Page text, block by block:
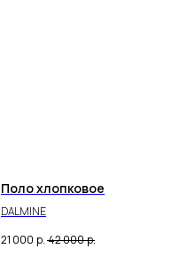
Поло хлопковое
DALMINE
21 000 р. 42 000р.